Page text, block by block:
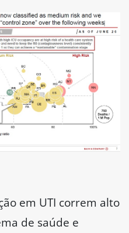
em UTI correm alto
de saúde e